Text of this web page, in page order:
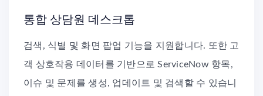
통합 상담원 데스크톱
검색, 식별 및 화면 팝업 기능을 지원합니다. 또한 고
객 상호작용 데이터를 기반으로 ServiceNow 항목,
이슈 및 문제를 생성, 업데이트 및 검색할 수 있습니